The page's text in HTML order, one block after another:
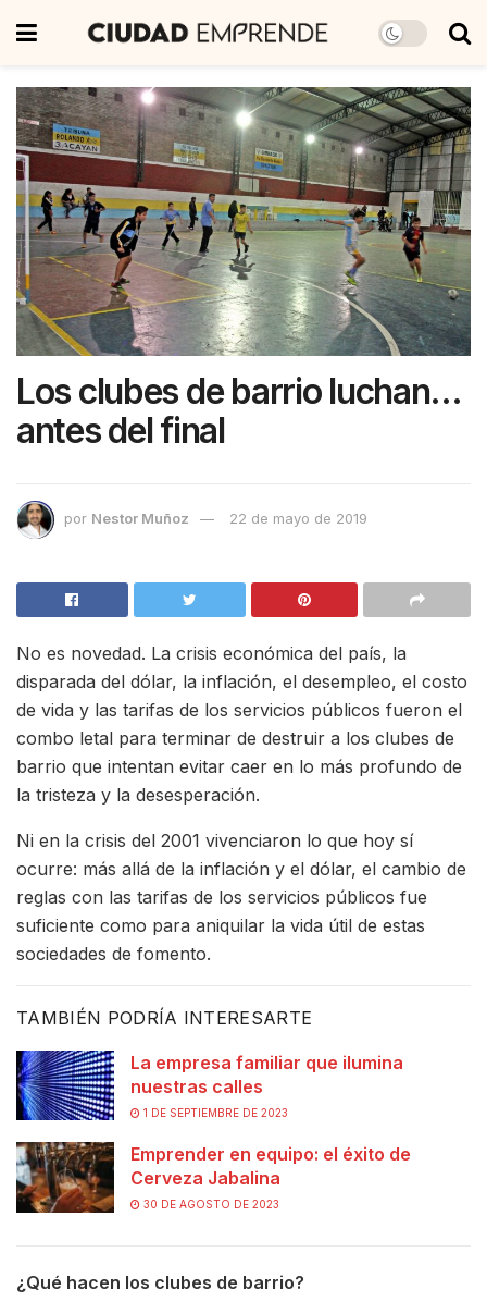
Los clubes de barrio luchan…
antes del final
por Nestor Muñoz 22 de mayo de 2019
No es novedad. La crisis económica del país, la
disparada del dólar, la inflación, el desempleo, el costo
de vida y las tarifas de los servicios públicos fueron el
combo letal para terminar de destruir a los clubes de
barrio que intentan evitar caer en lo más profundo de
la tristeza y la desesperación.
Ni en la crisis del 2001 vivenciaron lo que hoy sí
ocurre: más allá de la inflación y el dólar, el cambio de
reglas con las tarifas de los servicios públicos fue
suficiente como para aniquilar la vida útil de estas
sociedades de fomento.
TAMBIÉN PODRÍA INTERESARTE
La empresa familiar que ilumina
nuestras calles
1 DE SEPTIEMBRE DE 2023
Emprender en equipo: el éxito de
Cerveza Jabalina
30 DE AGOSTO DE 2023
¿Qué hacen los clubes de barrio?